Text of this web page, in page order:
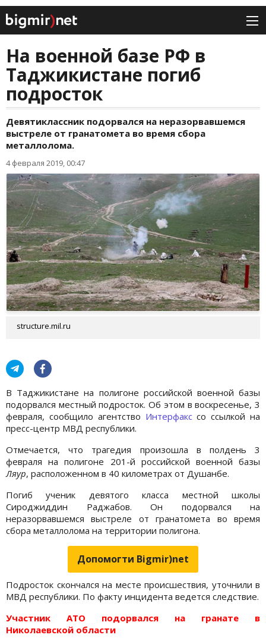
На военной базе РФ в
Таджикистане погиб
подросток
Девятиклассник подорвался на неразорвавшемся
выстреле от гранатомета во время сбора
металлолома.
4 февраля 2019, 00:47
structure.mil.ru
В Таджикистане на полигоне российской военной базы
подорвался местный подросток. Об этом в воскресенье, 3
февраля, сообщило агентство Интерфакссо ссылкой на
пресс-центр МВД республики.
Отмечается, что трагедия произошла в полдень 3
февраля на полигоне 201-й российской военной базы
Ляур, расположенном в 40 километрах от Душанбе.
Погиб ученик девятого класса местной школы
Сироджиддин Раджабов. Он подорвался на
неразорвавшемся выстреле от гранатомета во время
сбора металлолома на территории полигона.
Допомогти Bigmir)net
Подросток скончался на месте происшествия, уточнили в
МВД республики. По факту инцидента ведется следствие.
Участник АТО подорвался на гранате в
Николаевской области